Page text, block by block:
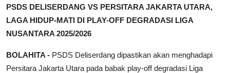
PSDS DELISERDANG VS PERSITARA JAKARTA UTARA,
LAGA HIDUP-MATI DI PLAY-OFF DEGRADASI LIGA
NUSANTARA 2025/2026
BOLAHITA - PSDS Deliserdang dipastikan akan menghadapi
Persitara Jakarta Utara pada babak play-off degradasi Liga